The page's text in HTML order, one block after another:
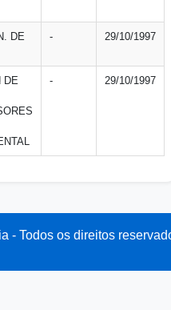
DE
- 29/10/1997
DE
- 29/10/1997
- Todos os direitos